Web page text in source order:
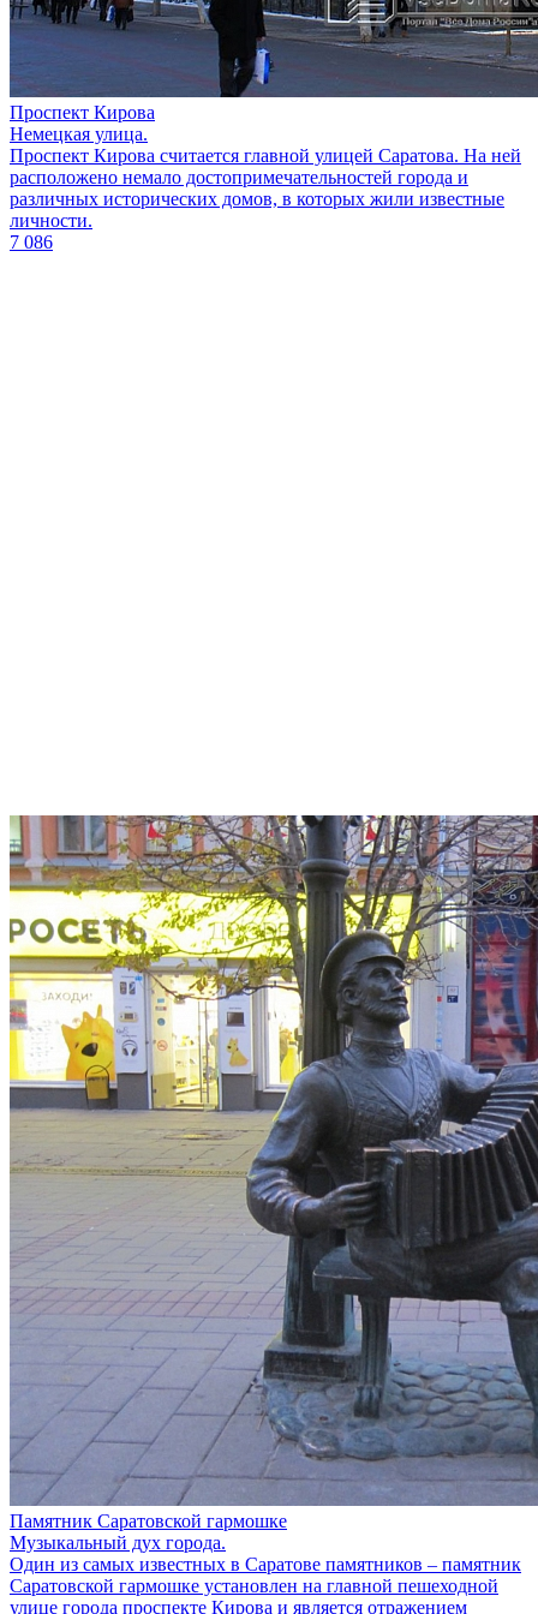
Проспект Кирова
Немецкая улица.
Проспект Кирова считается главной улицей Саратова. На ней
расположено немало достопримечательностей города и
различных исторических домов, в которых жили известные
личности.
7 086
Памятник Саратовской гармошке
Музыкальный дух города.
Один из самых известных в Саратове памятников – памятник
Саратовской гармошке установлен на главной пешеходной
улице города проспекте Кирова и является отражением